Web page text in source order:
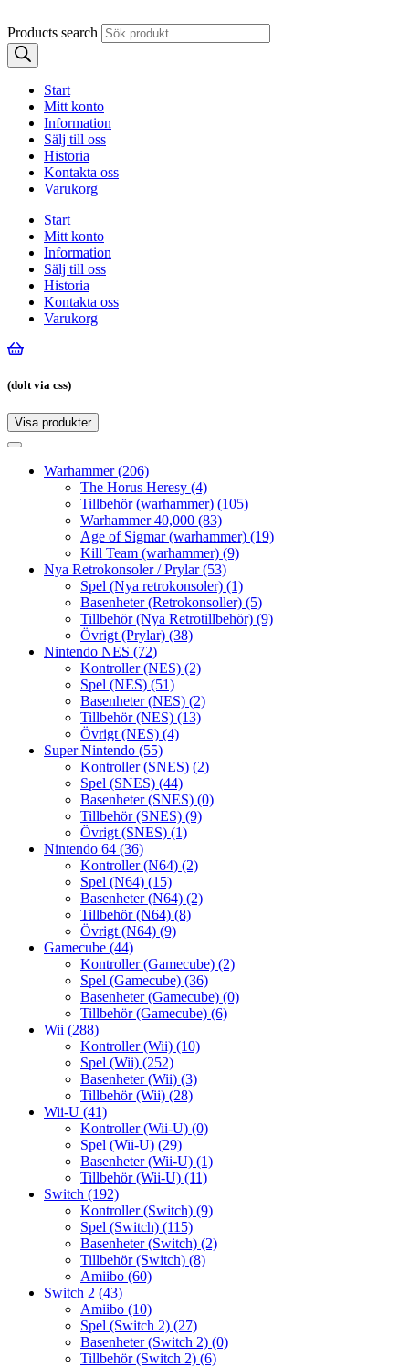
Products search
Start
Mitt konto
Information
Sälj till oss
Historia
Kontakta oss
Varukorg
Start
Mitt konto
Information
Sälj till oss
Historia
Kontakta oss
Varukorg
(dolt via css)
Visa produkter
Toggle
Toggle
navigationWarhammer(206)
The Horus Heresy (4)
Tillbehör (warhammer) (105)
Warhammer 40,000 (83)
Age of Sigmar (warhammer) (19)
Kill Team (warhammer) (9)
Nya Retrokonsoler / Prylar(53)
Spel (Nya retrokonsoler) (1)
Basenheter (Retrokonsoller) (5)
Tillbehör (Nya Retrotillbehör) (9)
Övrigt (Prylar) (38)
Nintendo NES (72)
Kontroller (NES) (2)
Spel (NES) (51)
Basenheter (NES) (2)
Tillbehör (NES) (13)
Övrigt (NES) (4)
Super Nintendo (55)
Kontroller (SNES) (2)
Spel (SNES) (44)
Basenheter (SNES) (0)
Tillbehör (SNES) (9)
Övrigt (SNES) (1)
Nintendo 64 (36)
Kontroller (N64) (2)
Spel (N64) (15)
Basenheter (N64) (2)
Tillbehör (N64) (8)
Övrigt (N64) (9)
Gamecube (44)
Kontroller (Gamecube) (2)
Spel (Gamecube) (36)
Basenheter (Gamecube) (0)
Tillbehör (Gamecube) (6)
Wii (288)
Kontroller (Wii) (10)
Spel (Wii) (252)
Basenheter (Wii) (3)
Tillbehör (Wii) (28)
Wii-U (41)
Kontroller (Wii-U) (0)
Spel (Wii-U) (29)
Basenheter (Wii-U) (1)
Tillbehör (Wii-U) (11)
Switch (192)
Kontroller (Switch) (9)
Spel (Switch) (115)
Basenheter (Switch) (2)
Tillbehör (Switch) (8)
Amiibo (60)
Switch 2 (43)
Amiibo (10)
Spel (Switch 2) (27)
Basenheter (Switch 2) (0)
Tillbehör (Switch 2) (6)